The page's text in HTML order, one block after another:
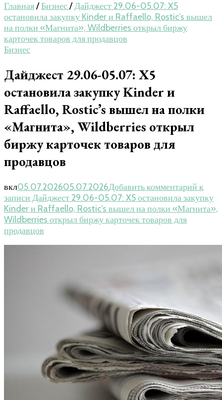
Главная/Бизнес/Дайджест 29.06-05.07: X5
остановила закупку Kinder и Raffaello, Rostic’s вышел
на полки «Магнита», Wildberries открыл биржу
карточек товаров для продавцов
Бизнес
Дайджест 29.06-05.07: X5
остановила закупку Kinder и
Raffaello, Rostic’s вышел на полки
«Магнита», Wildberries открыл
биржу карточек товаров для
продавцов
вкл05.07.202605.07.2026Добавить комментарий к
записи Дайджест 29.06-05.07: X5 остановила закупку
Kinder и Raffaello, Rostic’s вышел на полки «Магнита»,
Wildberries открыл биржу карточек товаров для
продавцов